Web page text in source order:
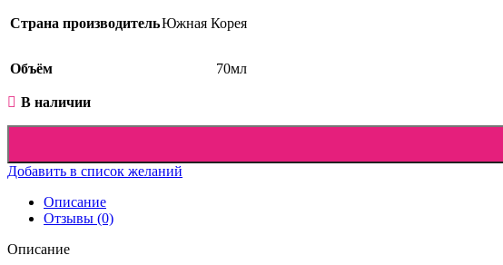
Страна производительЮжная Корея
Объём 70мл
В наличии
Добавить в список желаний
Описание
Отзывы (0)
Описание